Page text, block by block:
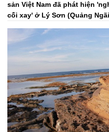
sản Việt Nam đã phát hiện
cối xay' ở Lý Sơn (Quảng